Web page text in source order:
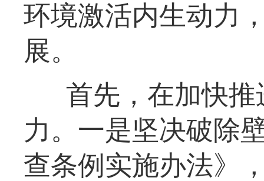
环境激活内生动力
展。
首先，在加快
力。一是坚决破除
查条例实施办法》